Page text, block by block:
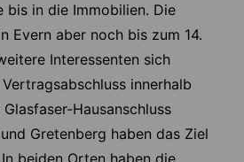
bis in die Immobilien. Die
Evern aber noch bis zum 14.
Interessenten sich
innerhalb
Hausanschluss
Gretenberg haben das Ziel